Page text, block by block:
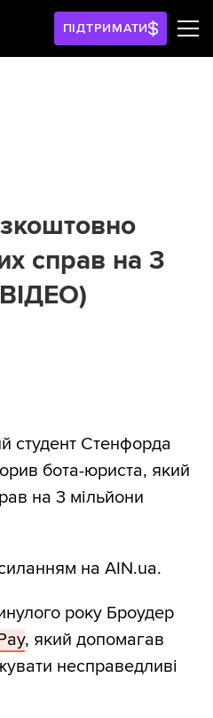
ПІДТРИМАТИ
справ на 3
студент Стенфорда
бота-юриста, який
на 3 мільйони
на AIN.ua.
року Броудер
, який допомагав
несправедливі